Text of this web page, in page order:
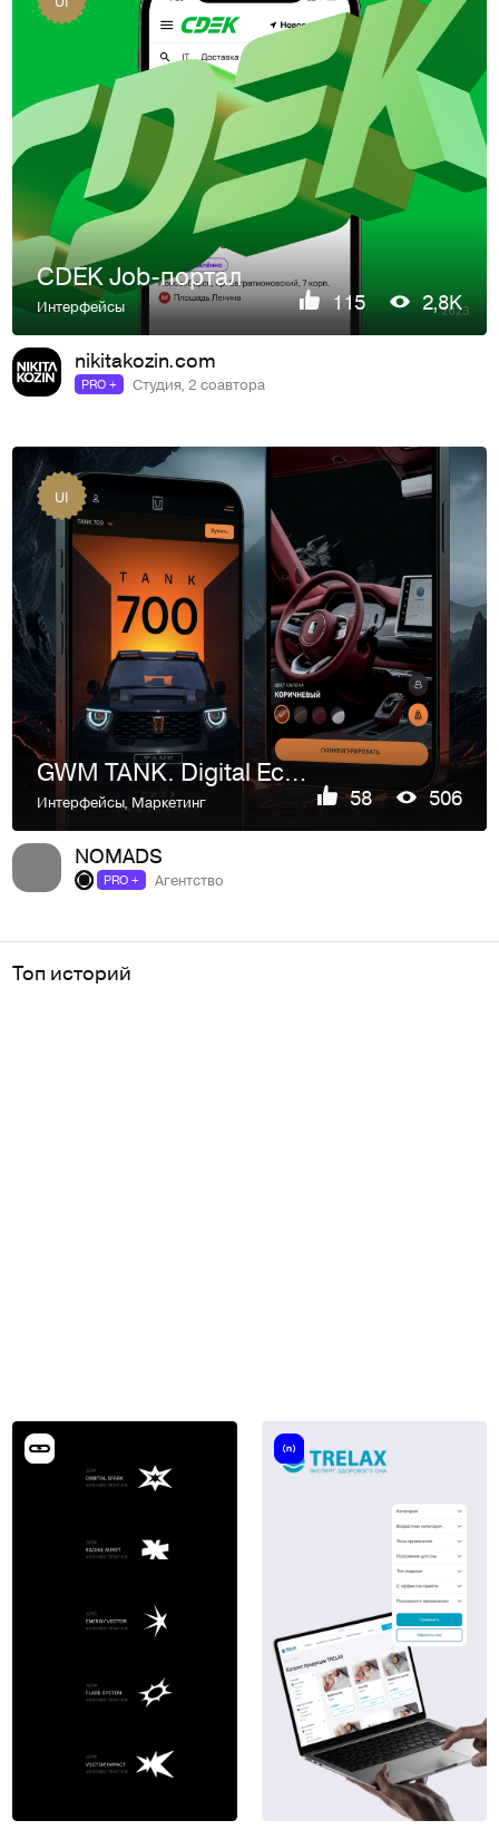
CDEK Job-портал
Интерфейсы 115 2,8K
nikitakozin.com
PRO + Студия, 2 соавтора
UI
GWM TANK. Digital Ecosystem & 3D Content
Интерфейсы, Маркетинг 58 506
NOMADS
PRO + Агентство
Топ историй